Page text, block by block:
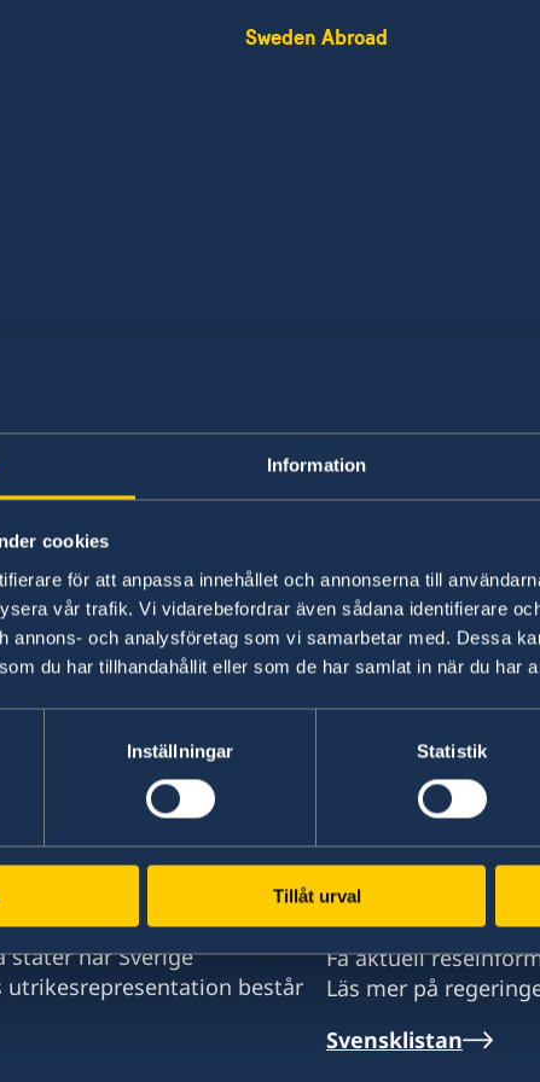
Information
cookies
för att anpassa innehållet och annonserna till
vår trafik. Vi vidarebefordrar även sådana identifierare
annons- och analysföretag som vi samarbetar med. Dessa
du har tillhandahållit eller som de har samlat in när du har
Inställningar Statistik
Tillåt urval
Sweden Abroad
Kan jag rösta
Ambassaden kommer att anordna
Senast uppdaterad 02 apr. 2018, 13.48
med i stort sett alla stater
stater har Sverige
utrikesrepresentation består
UD Resklar
Få aktuell
Läs mer på
Svensklistan